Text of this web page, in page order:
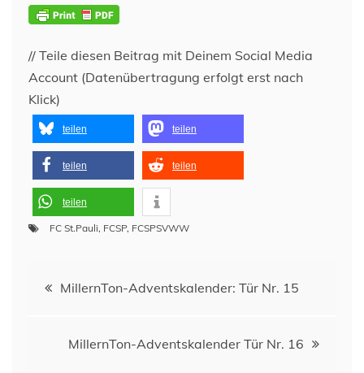
// Teile diesen Beitrag mit Deinem Social Media
Account (Datenübertragung erfolgt erst nach
Klick)
teilen teilen
teilen teilen
teilen
FC St.Pauli, FCSP, FCSPSVWW
Beitragsnavigation
MillernTon-Adventskalender: Tür Nr. 15
MillernTon-Adventskalender Tür Nr. 16